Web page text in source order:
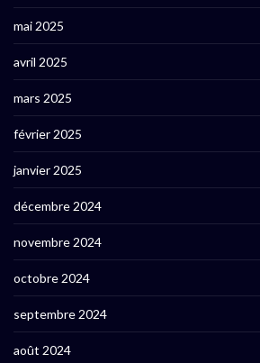
mai 2025
avril 2025
mars 2025
février 2025
janvier 2025
décembre 2024
novembre 2024
octobre 2024
septembre 2024
août 2024